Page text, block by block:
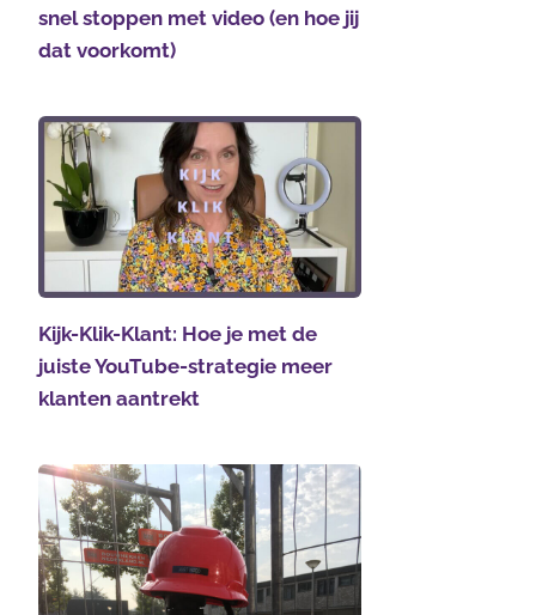
snel stoppen met video (en hoe jij
dat voorkomt)
Kijk-Klik-Klant: Hoe je met de
juiste YouTube-strategie meer
klanten aantrekt